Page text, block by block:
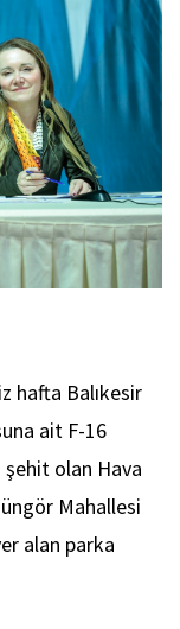
hafta Balıkesir
ait F-16
şehit olan Hava
Mahallesi
alan parka